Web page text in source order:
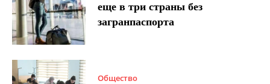
еще в три страны без
загранпаспорта
Общество